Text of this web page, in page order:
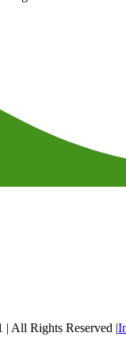
All Rights Reserved |